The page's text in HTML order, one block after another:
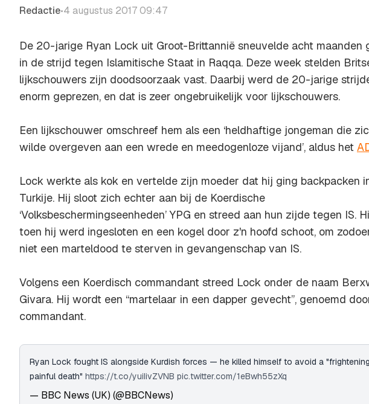
Redactie•4 augustus 2017 09:47
De 20-jarige Ryan Lock uit Groot-Brittannië sneuvelde acht maanden
in de strijd tegen Islamitische Staat in Raqqa. Deze week stelden
lijkschouwers zijn doodsoorzaak vast. Daarbij werd de 20-jarige
enorm geprezen, en dat is zeer ongebruikelijk voor lijkschouwers.
Een lijkschouwer omschreef hem als een ‘heldhaftige jongeman die
wilde overgeven aan een wrede en meedogenloze vijand’, aldus het
Lock werkte als kok en vertelde zijn moeder dat hij ging backpacken
Turkije. Hij sloot zich echter aan bij de Koerdische
‘Volksbeschermingseenheden’ YPG en streed aan hun zijde tegen IS.
toen hij werd ingesloten en een kogel door z'n hoofd schoot, om
niet een marteldood te sterven in gevangenschap van IS.
Volgens een Koerdisch commandant streed Lock onder de naam
Givara. Hij wordt een “martelaar in een dapper gevecht”, genoemd
commandant.
Ryan Lock fought IS alongside Kurdish forces — he killed himself to avoid a
painful death" https://t.co/yuiIivZVNB pic.twitter.com/1eBwh55zXq
— BBC News (UK) (@BBCNews)